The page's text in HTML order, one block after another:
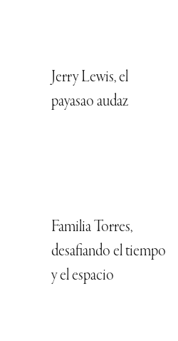
Jerry Lewis, el
payasao audaz
Familia Torres,
desafiando el tiempo
y el espacio